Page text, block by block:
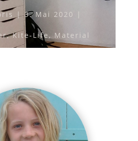
3. Mai 2020
,Kite-Life, Material